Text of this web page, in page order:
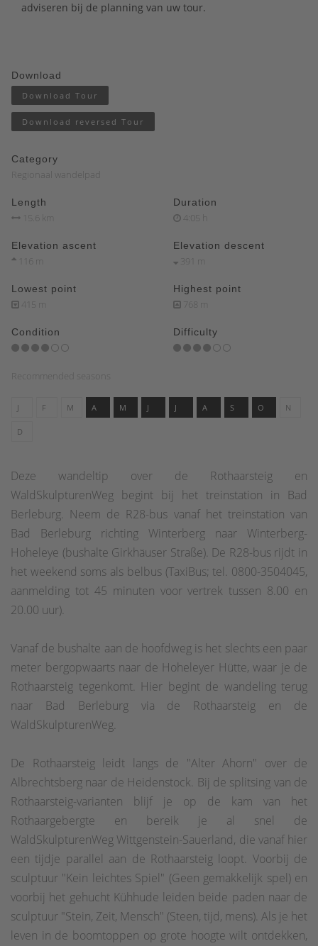
adviseren bij de planning van uw tour.
Download
Download Tour
Download reversed Tour
Category
Regionaal wandelpad
Length
15.6 km
Duration
4:05 h
Elevation ascent
116 m
Elevation descent
391 m
Lowest point
415 m
Highest point
768 m
Condition Difficulty
Recommended seasons
J F M A M J J A S O N
D
Deze wandeltip over de Rothaarsteig en
WaldSkulpturenWeg begint bij het treinstation in Bad
Berleburg. Neem de R28-bus vanaf het treinstation van
Bad Berleburg richting Winterberg naar Winterberg-
Hoheleye (bushalte Girkhäuser Straße). De R28-bus rijdt in
het weekend soms als belbus (TaxiBus; tel. 0800-3504045,
aanmelding tot 45 minuten voor vertrek tussen 8.00 en
20.00 uur).
Vanaf de bushalte aan de hoofdweg is het slechts een paar
meter bergopwaarts naar de Hoheleyer Hütte, waar je de
Rothaarsteig tegenkomt. Hier begint de wandeling terug
naar Bad Berleburg via de Rothaarsteig en de
WaldSkulpturenWeg.
De Rothaarsteig leidt langs de "Alter Ahorn" over de
Albrechtsberg naar de Heidenstock. Bij de splitsing van de
Rothaarsteig-varianten blijf je op de kam van het
Rothaargebergte en bereik je al snel de
WaldSkulpturenWeg Wittgenstein-Sauerland, die vanaf hier
een tijdje parallel aan de Rothaarsteig loopt. Voorbij de
sculptuur "Kein leichtes Spiel" (Geen gemakkelijk spel) en
voorbij het gehucht Kühhude leiden beide paden naar de
sculptuur "Stein, Zeit, Mensch" (Steen, tijd, mens). Als je het
leven in de boomtoppen op grote hoogte wilt ontdekken,